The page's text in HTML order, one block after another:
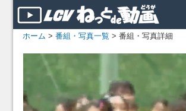
ホーム > 番組・写真一覧 > 番組・写真詳細